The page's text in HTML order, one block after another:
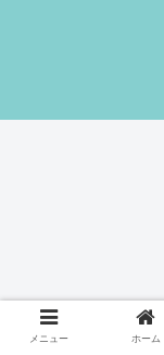
メニュー ホーム